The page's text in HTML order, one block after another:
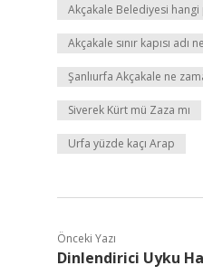
Akçakale Belediyesi
Akçakale sınır kapısı adı
Şanlıurfa Akçakale ne
Siverek Kürt mü Zaza mı
Urfa yüzde kaçı Arap
Önceki Yazı
Dinlendirici Uyku